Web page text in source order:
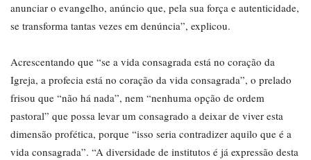
anunciar o evangelho, anúncio que, pela sua força e autenticidade,
se transforma tantas vezes em denúncia”, explicou.
Acrescentando que “se a vida consagrada está no coração da
Igreja, a profecia está no coração da vida consagrada”, o prelado
frisou que “não há nada”, nem “nenhuma opção de ordem
pastoral” que possa levar um consagrado a deixar de viver esta
dimensão profética, porque “isso seria contradizer aquilo que é a
vida consagrada”. “A diversidade de institutos é já expressão desta